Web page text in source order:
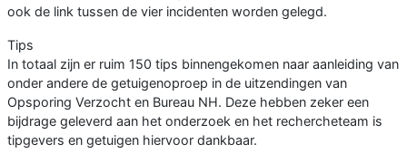
ook de link tussen de vier incidenten worden gelegd.
Tips
In totaal zijn er ruim 150 tips binnengekomen naar aanleiding van
onder andere de getuigenoproep in de uitzendingen van
Opsporing Verzocht en Bureau NH. Deze hebben zeker een
bijdrage geleverd aan het onderzoek en het rechercheteam is
tipgevers en getuigen hiervoor dankbaar.